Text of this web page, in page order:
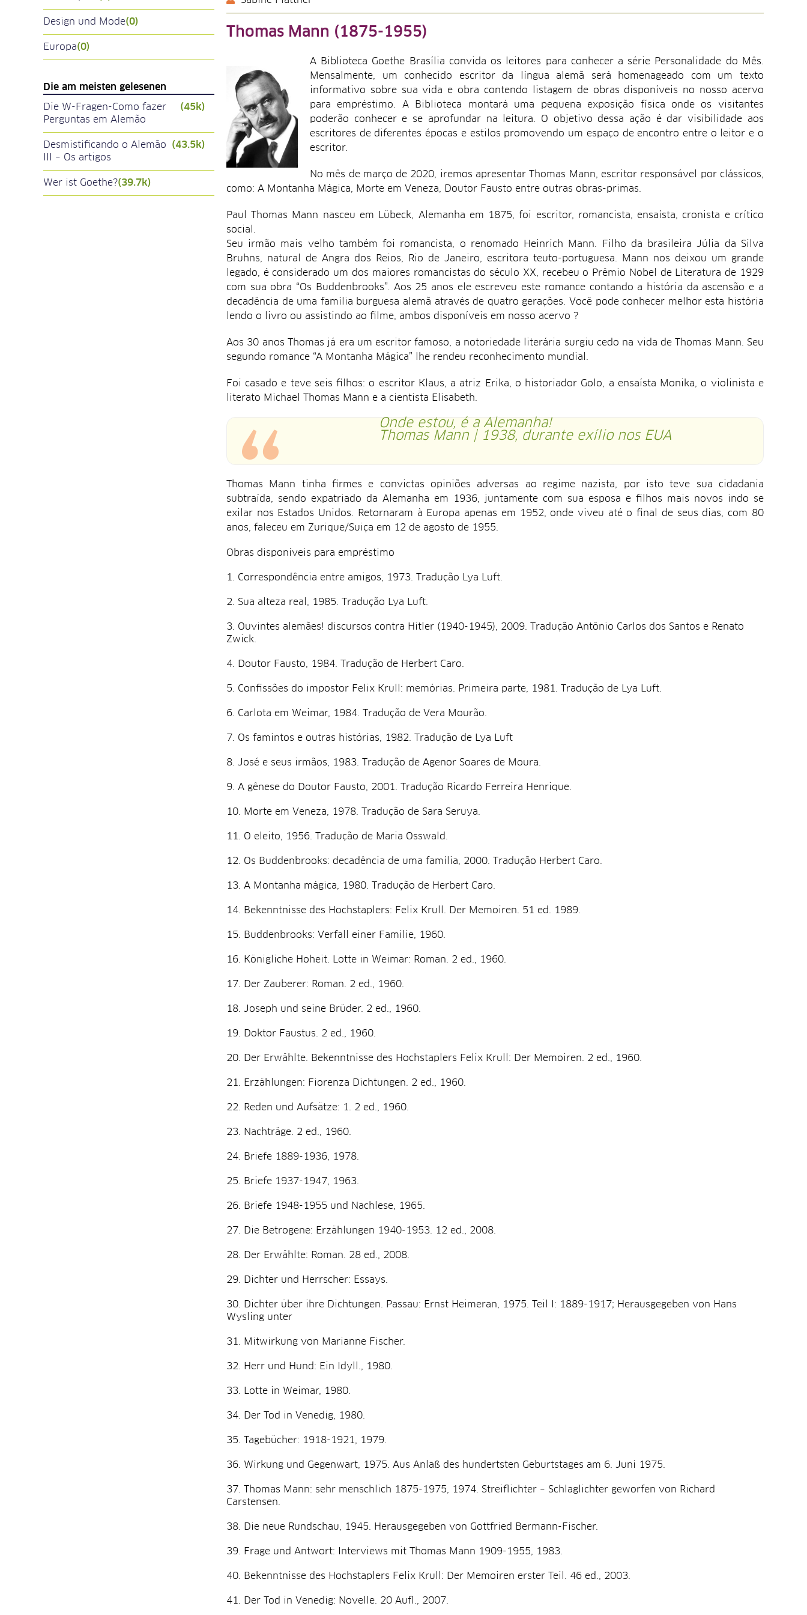
Thomas Mann (1875-1955)
A Biblioteca Goethe Brasília convida os leitores para conhecer a série Personalidade do Mês.
Mensalmente, um conhecido escritor da língua alemã será homenageado com um texto
informativo sobre sua vida e obra contendo listagem de obras disponíveis no nosso acervo
para empréstimo. A Biblioteca montará uma pequena exposição física onde os visitantes
poderão conhecer e se aprofundar na leitura. O objetivo dessa ação é dar visibilidade aos
escritores de diferentes épocas e estilos promovendo um espaço de encontro entre o leitor e o
escritor.
No mês de março de 2020, iremos apresentar Thomas Mann, escritor responsável por clássicos,
como: A Montanha Mágica, Morte em Veneza, Doutor Fausto entre outras obras-primas.
Paul Thomas Mann nasceu em Lübeck, Alemanha em 1875, foi escritor, romancista, ensaísta, cronista e crítico
social.
Seu irmão mais velho também foi romancista, o renomado Heinrich Mann. Filho da brasileira Júlia da Silva
Bruhns, natural de Angra dos Reios, Rio de Janeiro, escritora teuto-portuguesa. Mann nos deixou um grande
legado, é considerado um dos maiores romancistas do século XX, recebeu o Prêmio Nobel de Literatura de 1929
com sua obra “Os Buddenbrooks”. Aos 25 anos ele escreveu este romance contando a história da ascensão e a
decadência de uma família burguesa alemã através de quatro gerações. Você pode conhecer melhor esta história
lendo o livro ou assistindo ao filme, ambos disponíveis em nosso acervo ?
Aos 30 anos Thomas já era um escritor famoso, a notoriedade literária surgiu cedo na vida de Thomas Mann. Seu
segundo romance “A Montanha Mágica” lhe rendeu reconhecimento mundial.
Foi casado e teve seis filhos: o escritor Klaus, a atriz Erika, o historiador Golo, a ensaísta Monika, o violinista e
literato Michael Thomas Mann e a cientista Elisabeth.
Onde estou, é a Alemanha!
Thomas Mann | 1938, durante exílio nos EUA
Thomas Mann tinha firmes e convictas opiniões adversas ao regime nazista, por isto teve sua cidadania
subtraída, sendo expatriado da Alemanha em 1936, juntamente com sua esposa e filhos mais novos indo se
exilar nos Estados Unidos. Retornaram à Europa apenas em 1952, onde viveu até o final de seus dias, com 80
anos, faleceu em Zurique/Suiça em 12 de agosto de 1955.
Obras disponíveis para empréstimo
Correspondência entre amigos, 1973. Tradução Lya Luft.
Sua alteza real, 1985. Tradução Lya Luft.
Ouvintes alemães! discursos contra Hitler (1940-1945), 2009. Tradução Antônio Carlos dos Santos e Renato
Zwick.
Doutor Fausto, 1984. Tradução de Herbert Caro.
Confissões do impostor Felix Krull: memórias. Primeira parte, 1981. Tradução de Lya Luft.
Carlota em Weimar, 1984. Tradução de Vera Mourão.
Os famintos e outras histórias, 1982. Tradução de Lya Luft
José e seus irmãos, 1983. Tradução de Agenor Soares de Moura.
A gênese do Doutor Fausto, 2001. Tradução Ricardo Ferreira Henrique.
Morte em Veneza, 1978. Tradução de Sara Seruya.
O eleito, 1956. Tradução de Maria Osswald.
Os Buddenbrooks: decadência de uma família, 2000. Tradução Herbert Caro.
A Montanha mágica, 1980. Tradução de Herbert Caro.
Bekenntnisse des Hochstaplers: Felix Krull. Der Memoiren. 51 ed. 1989.
Buddenbrooks: Verfall einer Familie, 1960.
Königliche Hoheit. Lotte in Weimar: Roman. 2 ed., 1960.
Der Zauberer: Roman. 2 ed., 1960.
Joseph und seine Brüder. 2 ed., 1960.
Doktor Faustus. 2 ed., 1960.
Der Erwählte. Bekenntnisse des Hochstaplers Felix Krull: Der Memoiren. 2 ed., 1960.
Erzählungen: Fiorenza Dichtungen. 2 ed., 1960.
Reden und Aufsätze: 1. 2 ed., 1960.
Nachträge. 2 ed., 1960.
Briefe 1889-1936, 1978.
Briefe 1937-1947, 1963.
Briefe 1948-1955 und Nachlese, 1965.
Die Betrogene: Erzählungen 1940-1953. 12 ed., 2008.
Der Erwählte: Roman. 28 ed., 2008.
Dichter und Herrscher: Essays.
Dichter über ihre Dichtungen. Passau: Ernst Heimeran, 1975. Teil I: 1889-1917; Herausgegeben von Hans
Wysling unter
Mitwirkung von Marianne Fischer.
Herr und Hund: Ein Idyll., 1980.
Lotte in Weimar, 1980.
Der Tod in Venedig, 1980.
Tagebücher: 1918-1921, 1979.
Wirkung und Gegenwart, 1975. Aus Anlaß des hundertsten Geburtstages am 6. Juni 1975.
Thomas Mann: sehr menschlich 1875-1975, 1974. Streiflichter – Schlaglichter geworfen von Richard
Carstensen.
Die neue Rundschau, 1945. Herausgegeben von Gottfried Bermann-Fischer.
Frage und Antwort: Interviews mit Thomas Mann 1909-1955, 1983.
Bekenntnisse des Hochstaplers Felix Krull: Der Memoiren erster Teil. 46 ed., 2003.
Der Tod in Venedig: Novelle. 20 Aufl., 2007.
Design und Mode(0)
Europa(0)
Die am meisten gelesenen
Die W-Fragen-Como fazer
Perguntas em Alemão
(45k)
Desmistificando o Alemão
III – Os artigos
(43.5k)
Wer ist Goethe?(39.7k)